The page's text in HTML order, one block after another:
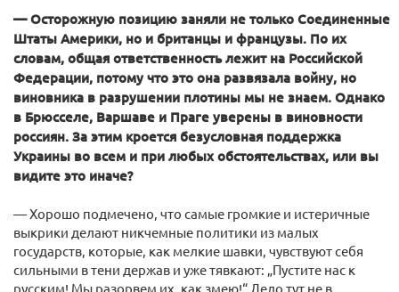
— Осторожную позицию заняли не только Соединенные
Штаты Америки, но и британцы и французы. По их
словам, общая ответственность лежит на Российской
Федерации, потому что это она развязала войну, но
виновника в разрушении плотины мы не знаем. Однако
в Брюсселе, Варшаве и Праге уверены в виновности
россиян. За этим кроется безусловная поддержка
Украины во всем и при любых обстоятельствах, или вы
видите это иначе?
— Хорошо подмечено, что самые громкие и истеричные
выкрики делают никчемные политики из малых
государств, которые, как мелкие шавки, чувствуют себя
сильными в тени держав и уже тявкают: „Пустите нас к
русским! Мы разорвем их, как змею!“ Дело тут не в